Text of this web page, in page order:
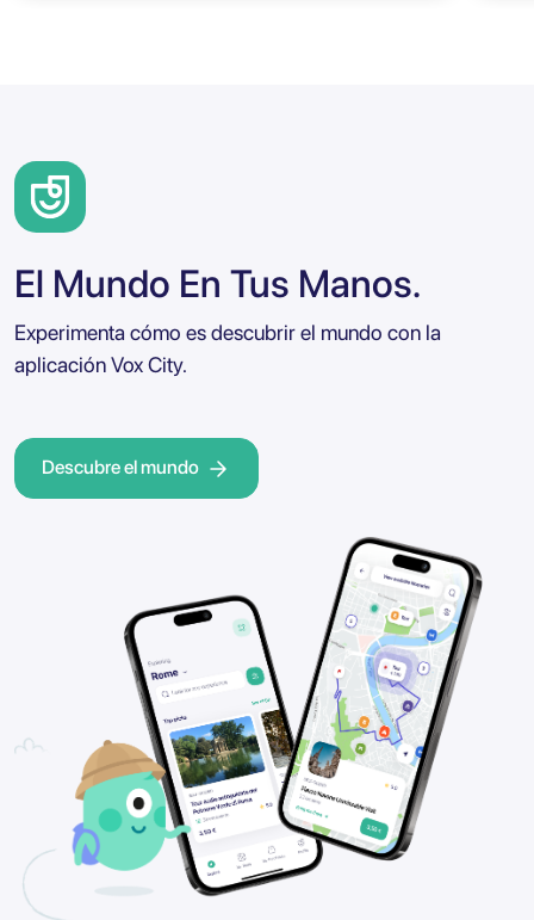
El Mundo En Tus Manos.
Experimenta cómo es descubrir el mundo con la
aplicación Vox City.
Descubre el mundo